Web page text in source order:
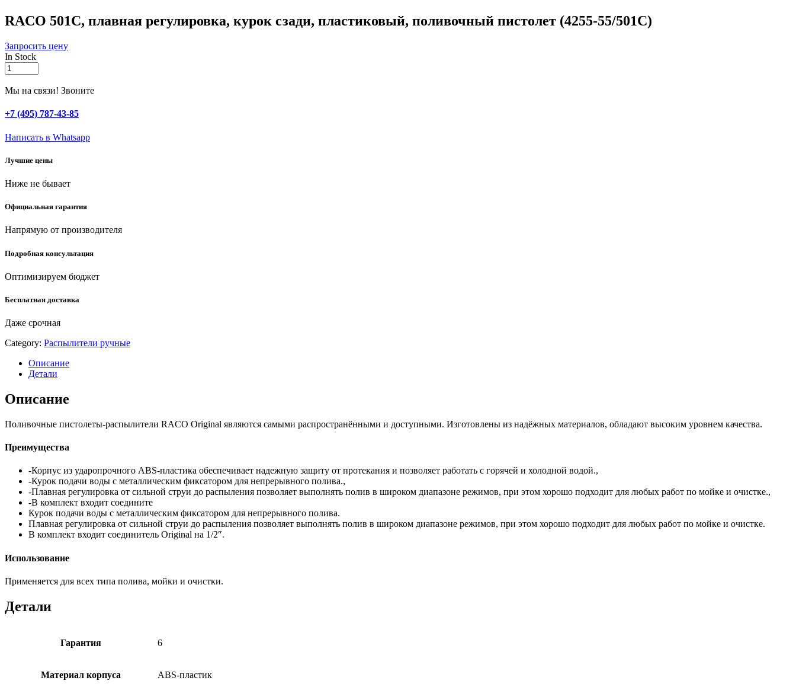
RACO 501C, плавная регулировка, курок сзади, пластиковый, поливочный пистолет (4255-55/501C)
Запросить цену
In Stock
RACO
501C,
плавная
курок
сзади,
поливочный
(4255-
quantity
Мы на связи! Звоните
+7 (495) 787-43-85
Написать в Whatsapp
Лучшие цены
Ниже не бывает
Официальная гарантия
Напрямую от производителя
Подробная консультация
Оптимизируем бюджет
Бесплатная доставка
Даже срочная
Category: Распылители ручные
Описание
Детали
Описание
Поливочные пистолеты-распылители RACO Original являются самыми распространёнными и доступными. Изготовлены из надёжных материалов, обладают высоким уровнем качества.
Преимущества
-Корпус из ударопрочного ABS-пластика обеспечивает надежную защиту от протекания и позволяет работать с горячей и холодной водой.,
-Курок подачи воды с металлическим фиксатором для непрерывного полива.,
-Плавная регулировка от сильной струи до распыления позволяет выполнять полив в широком диапазоне режимов, при этом хорошо подходит для любых работ по мойке и очистке.,
-В комплект входит соедините
Курок подачи воды с металлическим фиксатором для непрерывного полива.
Плавная регулировка от сильной струи до распыления позволяет выполнять полив в широком диапазоне режимов, при этом хорошо подходит для любых работ по мойке и очистке.
В комплект входит соединитель Original на 1/2″.
Использование
Применяется для всех типа полива, мойки и очистки.
Детали
Гарантия 6
Материал корпуса ABS-пластик